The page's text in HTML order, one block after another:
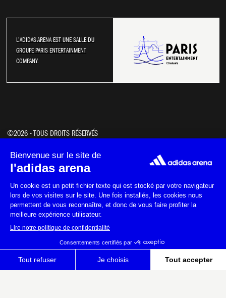
NOS ACTUS
NOS PARTENAIRES
L’ADIDAS ARENA EST UNE SALLE DU
GROUPE PARIS ENTERTAINMENT
COMPANY.
©2026 - TOUS DROITS RÉSERVÉS
NOTRE POLITIQUE RSE
COOKIES
DÉCLARATION D'ACCESSIBILITÉ
MENTIONS LÉGALES